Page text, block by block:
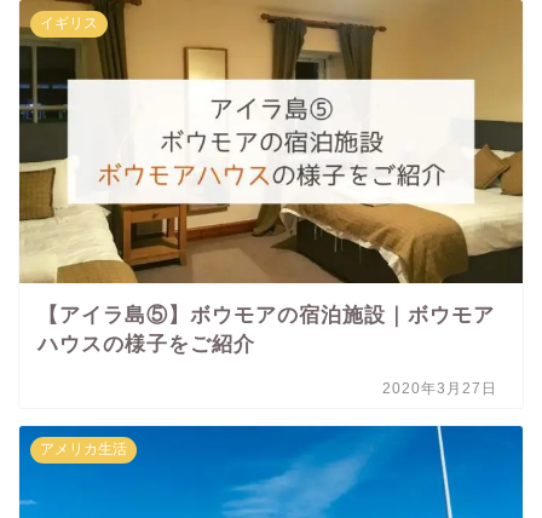
イギリス
【アイラ島⑤】ボウモアの宿泊施設｜ボウモア
ハウスの様子をご紹介
2020年3月27日
アメリカ生活